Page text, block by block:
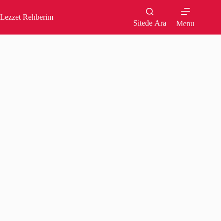
to
content
Lezzet Rehberim
Sitede Ara Menu